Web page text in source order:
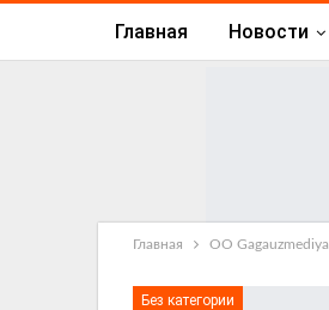
Главная Новости
Главная ОО Gagauzmediya
Без категории